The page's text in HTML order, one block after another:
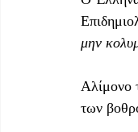
μην
Αλίμονο
των